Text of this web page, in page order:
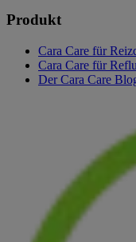
Produkt
Cara Care für
Cara Care für
Der Cara Care